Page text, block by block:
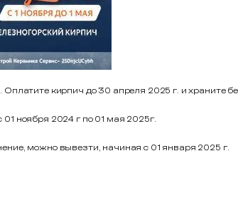
кирпич до 30 апреля 2025 г. и храните
ноября 2024 г по 01 мая 2025г.
можно вывезти, начиная с 01 января 2025 г.